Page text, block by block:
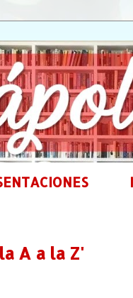
la A a la Z'